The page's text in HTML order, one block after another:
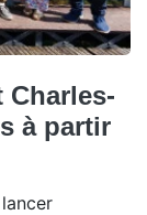
Charles-
à partir